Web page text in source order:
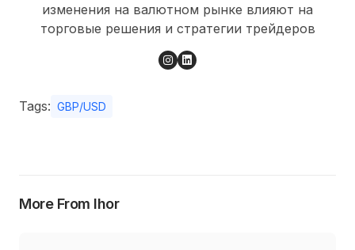
изменения на валютном рынке влияют на
торговые решения и стратегии трейдеров
Tags: GBP/USD
More From Ihor